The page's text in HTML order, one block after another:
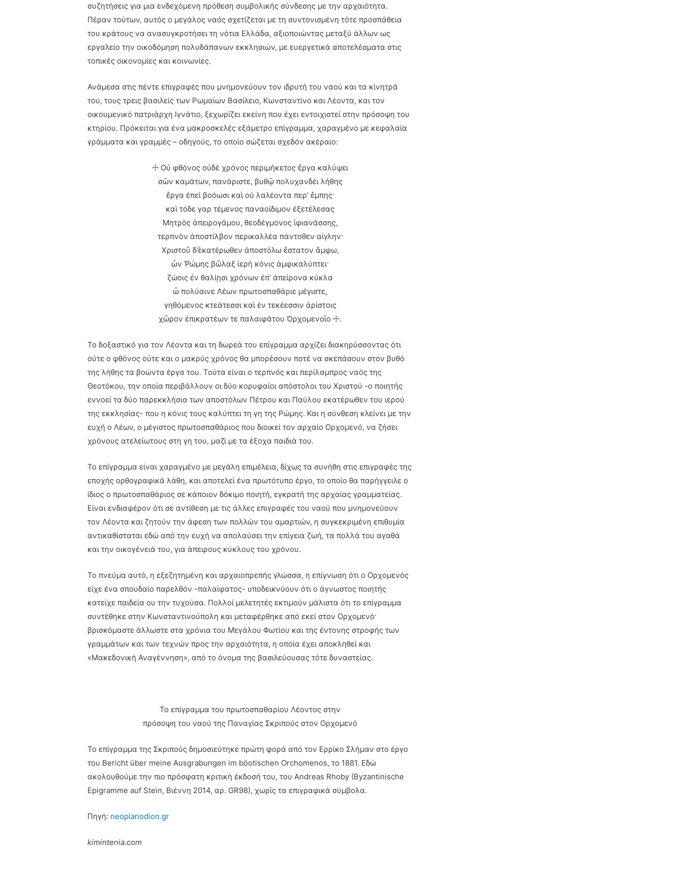
συζητήσεις για μια ενδεχόμενη πρόθεση συμβολικής σύνδεσης με την αρχαιότητα.
Πέραν τούτων, αυτός ο μεγάλος ναός σχετίζεται με τη συντονισμένη τότε προσπάθεια
του κράτους να ανασυγκροτήσει τη νότια Ελλάδα, αξιοποιώντας μεταξύ άλλων ως
εργαλείο την οικοδόμηση πολυδάπανων εκκλησιών, με ευεργετικά αποτελέσματα στις
τοπικές οικονομίες και κοινωνίες.
Ανάμεσα στις πέντε επιγραφές που μνημονεύουν τον ιδρυτή του ναού και τα κίνητρά
του, τους τρεις βασιλείς των Ρωμαίων Βασίλειο, Κωνσταντίνο και Λέοντα, και τον
οικουμενικό πατριάρχη Ιγνάτιο, ξεχωρίζει εκείνη που έχει εντοιχιστεί στην πρόσοψη του
κτηρίου. Πρόκειται για ένα μακροσκελές εξάμετρο επίγραμμα, χαραγμένο με κεφαλαία
γράμματα και γραμμές – οδηγούς, το οποίο σώζεται σχεδόν ακέραιο:
☩ Οὐ φθόνος οὐδὲ χρόνος περιμήκετος ἔργα καλύψει
σῶν καμάτων, πανάριστε, βυθῷ πολυχανδέι λήθης
ἔργα ἐπεὶ βοόωσι καὶ οὐ λαλέοντα περ’ ἔμπης·
καὶ τόδε γαρ τέμενος παναοίδιμον ἐξετέλεσας
Μητρὸς ἀπειρογάμου, θεοδέγμονος ἰφιανάσσης,
τερπνὸν ἀποστίλβον περικαλλέα πάντοθεν αἰγλην·
Χριστοῦ δ’ἑκατέρωθεν ἀποστόλω ἔστατον ἄμφω,
ὧν Ῥώμης βῶλαξ ἱερὴ κόνις ἀμφικαλύπτει·
ζώοις ἐν θαλίῃσι χρόνων ἐπ’ ἀπείρονα κύκλα
ὦ πολύαινε Λέων πρωτοσπαθάριε μέγιστε,
γηθόμενος κτεάτεσσι καὶ ἐν τεκέεσσιν ἀρίστοις
χῶρον ἐπικρατέων τε παλαιφάτου Ὀρχομενοῖο ☩.
Το δοξαστικό για τον Λέοντα και τη δωρεά του επίγραμμα αρχίζει διακηρύσσοντας ότι
ούτε ο φθόνος ούτε και ο μακρύς χρόνος θα μπορέσουν ποτέ να σκεπάσουν στον βυθό
της λήθης τα βοώντα έργα του. Τούτα είναι ο τερπνός και περίλαμπρος ναός της
Θεοτόκου, την οποία περιβάλλουν οι δύο κορυφαίοι απόστολοι του Χριστού -ο ποιητής
εννοεί τα δύο παρεκκλήσια των αποστόλων Πέτρου και Παύλου εκατέρωθεν του ιερού
της εκκλησίας- που η κόνις τους καλύπτει τη γη της Ρώμης. Και η σύνθεση κλείνει με την
ευχή ο Λέων, ο μέγιστος πρωτοσπαθάριος που διοικεί τον αρχαίο Ορχομενό, να ζήσει
χρόνους ατελείωτους στη γη του, μαζί με τα έξοχα παιδιά του.
Το επίγραμμα είναι χαραγμένο με μεγάλη επιμέλεια, δίχως τα συνήθη στις επιγραφές της
εποχής ορθογραφικά λάθη, και αποτελεί ένα πρωτότυπο έργο, το οποίο θα παρήγγειλε ο
ίδιος ο πρωτοσπαθάριος σε κάποιον δόκιμο ποιητή, εγκρατή της αρχαίας γραμματείας.
Είναι ενδιαφέρον ότι σε αντίθεση με τις άλλες επιγραφές του ναού που μνημονεύουν
τον Λέοντα και ζητούν την άφεση των πολλών του αμαρτιών, η συγκεκριμένη επιθυμία
αντικαθίσταται εδώ από την ευχή να απολαύσει την επίγεια ζωή, τα πολλά του αγαθά
και την οικογένειά του, για άπειρους κύκλους του χρόνου.
Το πνεύμα αυτό, η εξεζητημένη και αρχαιοπρεπής γλώσσα, η επίγνωση ότι ο Ορχομενός
είχε ένα σπουδαίο παρελθόν -παλαίφατος- υποδεικνύουν ότι ο άγνωστος ποιητής
κατείχε παιδεία ου την τυχούσα. Πολλοί μελετητές εκτιμούν μάλιστα ότι το επίγραμμα
συντέθηκε στην Κωνσταντινούπολη και μεταφέρθηκε από εκεί στον Ορχομενό·
βρισκόμαστε άλλωστε στα χρόνια του Μεγάλου Φωτίου και της έντονης στροφής των
γραμμάτων και των τεχνών προς την αρχαιότητα, η οποία έχει αποκληθεί και
«Μακεδονική Αναγέννηση», από το όνομα της βασιλεύουσας τότε δυναστείας.
Το επίγραμμα του πρωτοσπαθαρίου Λέοντος στην
πρόσοψη του ναού της Παναγίας Σκριπούς στον Ορχομενό
Το επίγραμμα της Σκριπούς δημοσιεύτηκε πρώτη φορά από τον Ερρίκο Σλήμαν στο έργο
του Bericht über meine Ausgrabungen im böotischen Orchomenos, το 1881. Εδώ
ακολουθούμε την πιο πρόσφατη κριτική έκδοσή του, του Andreas Rhoby (Byzantinische
Εpigramme auf Stein, Βιέννη 2014, αρ. GR98), χωρίς τα επιγραφικά σύμβολα.
Πηγή: neoplanodion.gr
kimintenia.com